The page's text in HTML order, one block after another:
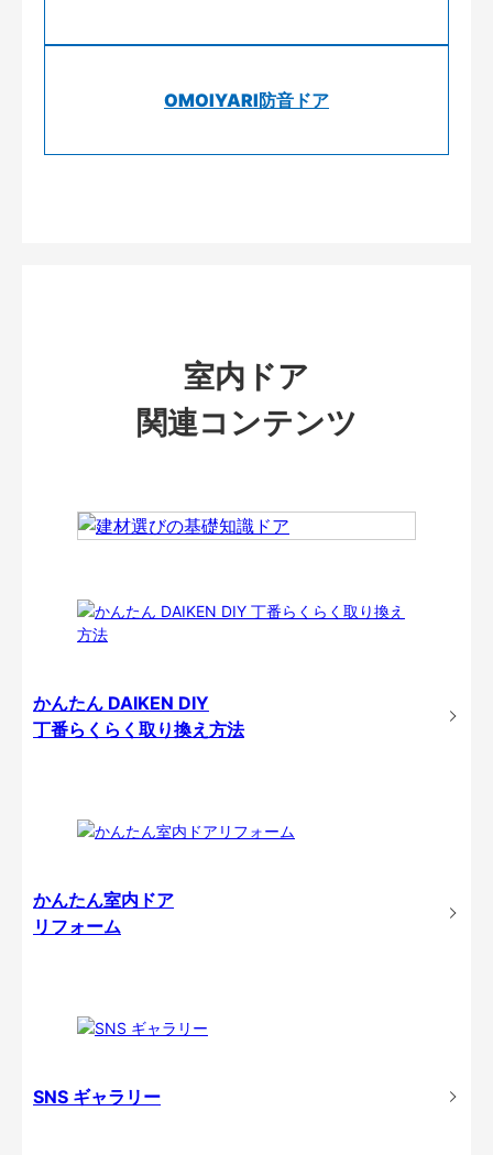
OMOIYARI防音ドア
室内ドア
関連コンテンツ
かんたん DAIKEN DIY
丁番らくらく取り換え方法
かんたん室内ドア
リフォーム
SNS ギャラリー